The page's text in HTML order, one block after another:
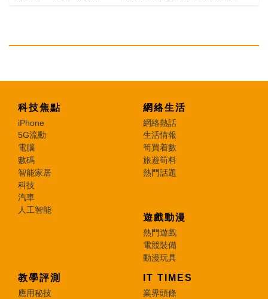
科技焦點
iPhone
5G流動
電腦
數碼
智能家居
科技
汽車
人工智能
網絡生活
網絡熱話
生活情報
筍買着數
旅遊筍料
熱門話題
遊戲動漫
熱門遊戲
電競裝備
動漫玩具
教學評測
應用秘技
IT TIMES
業界頭條